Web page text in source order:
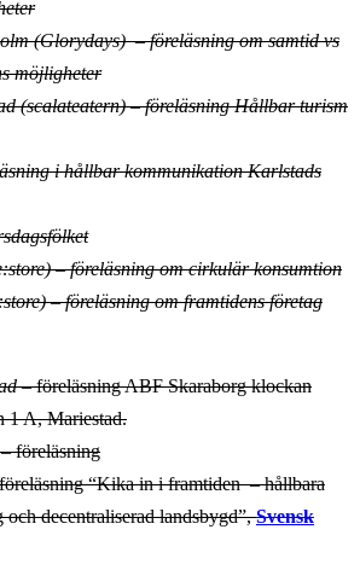
(Glorydays) – föreläsning om samtid vs
möjligheter
(scalateatern)– föreläsning Hållbar turism
i hållbar kommunikation Karlstads
–föreläsning om cirkulär konsumtion
– föreläsning om framtidens företag
– föreläsning ABF Skaraborg klockan
1 A, Mariestad.
–föreläsning
“Kika in i framtiden – hållbara
och decentraliserad landsbygd”,Svensk